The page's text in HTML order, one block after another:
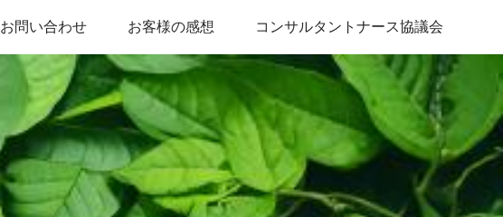
お問い合わせ お客様の感想 コンサルタントナース協議会